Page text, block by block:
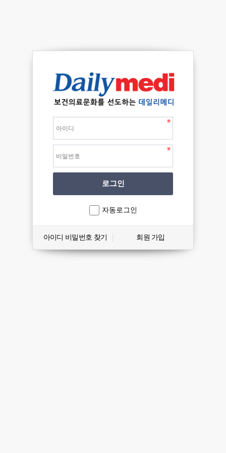
자동로그인
아이디 비밀번호 찾기 회원 가입